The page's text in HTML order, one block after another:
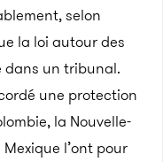
selon
la loi autour des
dans un tribunal.
une protection
la Nouvelle-
l’ont pour